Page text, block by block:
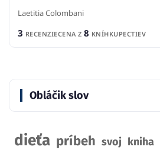
Laetitia Colombani
3 RECENZIECENA Z 8 KNÍHKUPECTIEV
Obláčik slov
dieťa príbeh svoj kniha